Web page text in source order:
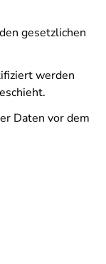
gesetzlichen
werden
Daten vor dem